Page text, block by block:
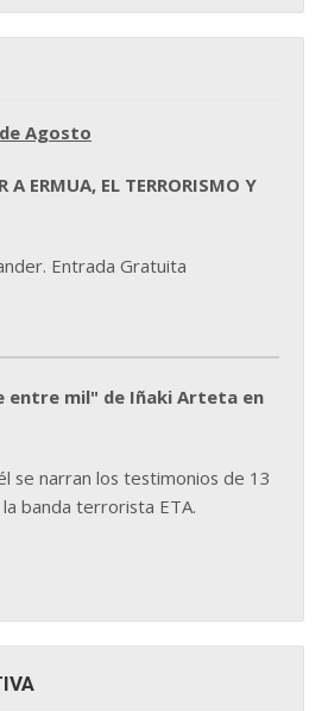
Agosto
A ERMUA, EL TERRORISMO Y
Entrada Gratuita
entre mil" de Iñaki Arteta en
se narran los testimonios de 13
banda terrorista ETA.